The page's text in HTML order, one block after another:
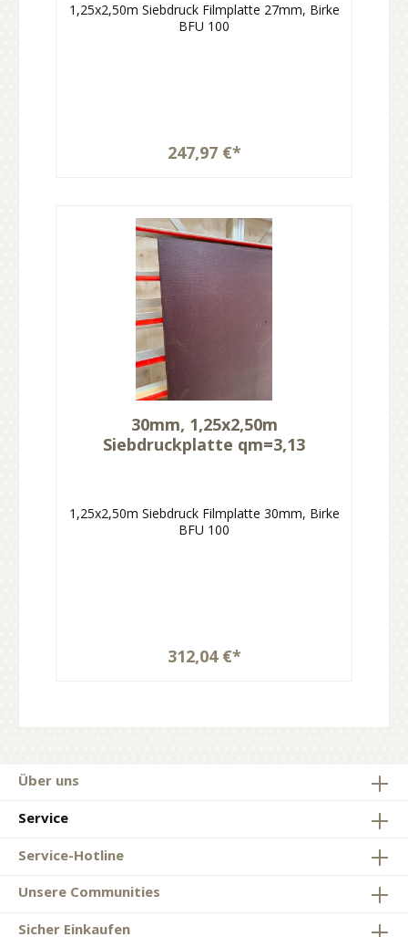
1,25x2,50m Siebdruck Filmplatte 27mm, Birke
BFU 100
247,97 €*
30mm, 1,25x2,50m
Siebdruckplatte qm=3,13
1,25x2,50m Siebdruck Filmplatte 30mm, Birke
BFU 100
312,04 €*
Über uns
Service
Service-Hotline
Unsere Communities
Sicher Einkaufen